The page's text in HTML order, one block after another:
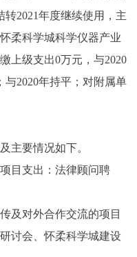
转2021年度继续使用，主
柔科学城科学仪器产业
上级支出0万元，与2020
2020年持平；对附属单
要情况如下。
目支出：法律顾问聘
对外合作交流的项目
讨会、怀柔科学城建设